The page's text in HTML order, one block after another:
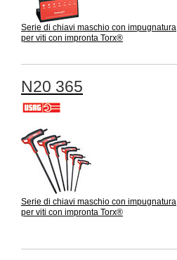
Serie di chiavi maschio con impugnatura
per viti con impronta Torx®
N20 365
Serie di chiavi maschio con impugnatura
per viti con impronta Torx®